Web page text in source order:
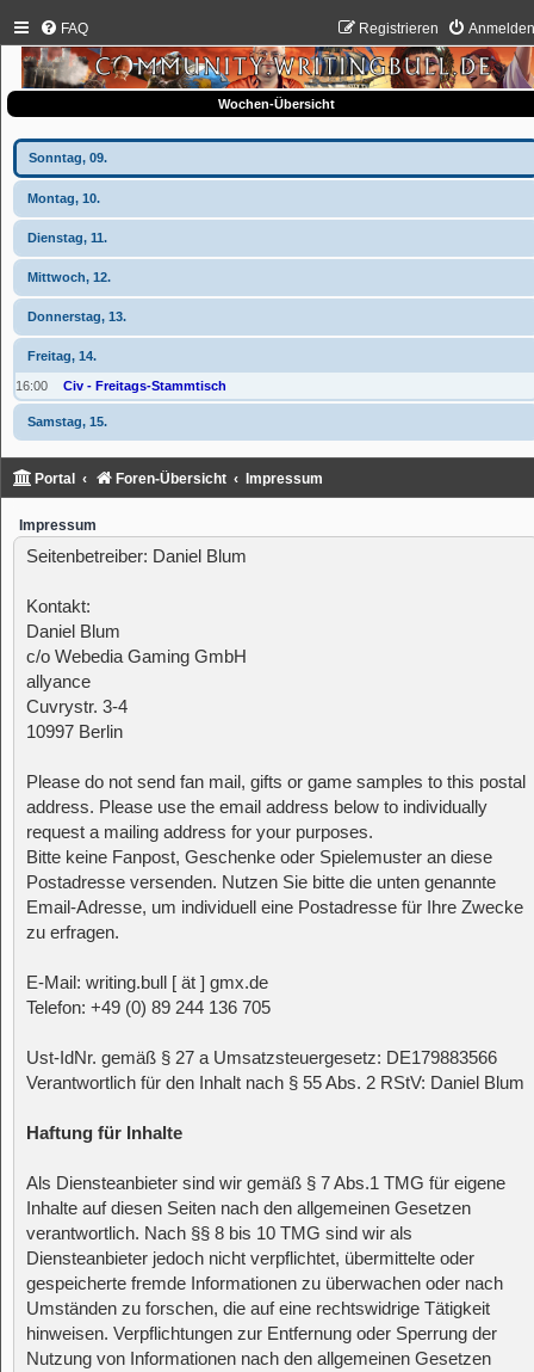
FAQ Registrieren
Wochen-Übersicht
Sonntag, 09.
Montag, 10.
Dienstag, 11.
Mittwoch, 12.
Donnerstag, 13.
Freitag, 14.
16:00 Civ - Freitags-Stammtisch
Samstag, 15.
Portal Foren-Übersicht Impressum
Impressum
Seitenbetreiber: Daniel Blum
Kontakt:
Daniel Blum
c/o Webedia Gaming GmbH
allyance
Cuvrystr. 3-4
10997 Berlin
Please do not send fan mail, gifts or game samples to this postal
address. Please use the email address below to individually
request a mailing address for your purposes.
Bitte keine Fanpost, Geschenke oder Spielemuster an diese
Postadresse versenden. Nutzen Sie bitte die unten genannte
Email-Adresse, um individuell eine Postadresse für Ihre Zwecke
zu erfragen.
E-Mail: writing.bull [ ät ] gmx.de
Telefon: +49 (0) 89 244 136 705
Ust-IdNr. gemäß § 27 a Umsatzsteuergesetz: DE179883566
Verantwortlich für den Inhalt nach § 55 Abs. 2 RStV: Daniel Blum
Haftung für Inhalte
Als Diensteanbieter sind wir gemäß § 7 Abs.1 TMG für eigene
Inhalte auf diesen Seiten nach den allgemeinen Gesetzen
verantwortlich. Nach §§ 8 bis 10 TMG sind wir als
Diensteanbieter jedoch nicht verpflichtet, übermittelte oder
gespeicherte fremde Informationen zu überwachen oder nach
Umständen zu forschen, die auf eine rechtswidrige Tätigkeit
hinweisen. Verpflichtungen zur Entfernung oder Sperrung der
Nutzung von Informationen nach den allgemeinen Gesetzen